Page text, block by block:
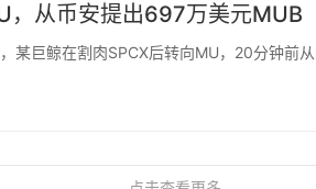
，从币安提出697万美元MUB
某巨鲸在割肉SPCX后转向MU，20分钟前